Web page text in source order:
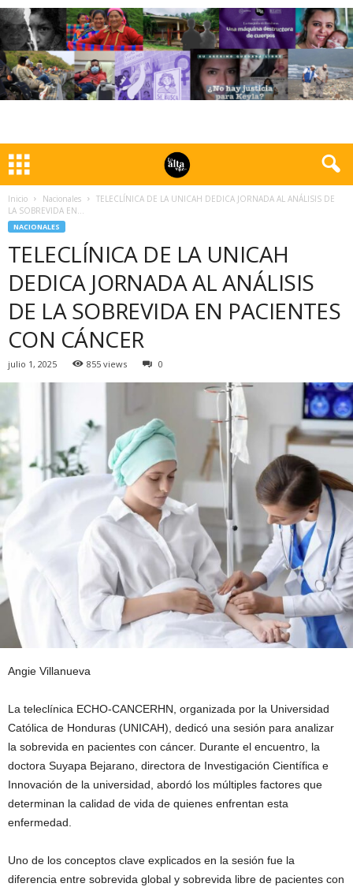
Inicio Nacionales
TELECLÍNICA DE LA UNICAH DEDICA JORNADA AL ANÁLISIS DE
LA SOBREVIDA EN...
NACIONALES
TELECLÍNICA DE LA UNICAH
DEDICA JORNADA AL ANÁLISIS
DE LA SOBREVIDA EN PACIENTES
CON CÁNCER
julio 1, 2025 855 views 0
Angie Villanueva
La teleclínica ECHO-CANCERHN, organizada por la Universidad
Católica de Honduras (UNICAH), dedicó una sesión para analizar
la sobrevida en pacientes con cáncer. Durante el encuentro, la
doctora Suyapa Bejarano, directora de Investigación Científica e
Innovación de la universidad, abordó los múltiples factores que
determinan la calidad de vida de quienes enfrentan esta
enfermedad.
Uno de los conceptos clave explicados en la sesión fue la
diferencia entre sobrevida global y sobrevida libre de pacientes con